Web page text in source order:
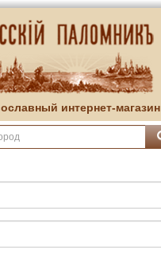
интернет-магазин